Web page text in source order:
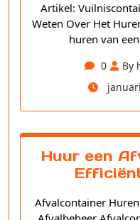
Artikel:
Weten Over Het
huren van
0
By
Huur een
Afvalcontainer